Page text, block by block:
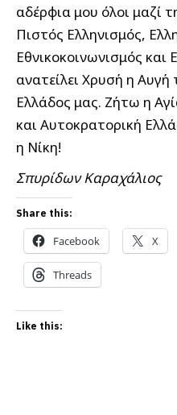
αδέρφια μου όλοι μαζί
Πιστός Ελληνισμός,
Εθνικοκοινωνισμός και
ανατείλει Χρυσή η
Ελλάδος μας. Ζήτω η
και Αυτοκρατορική
η Νίκη!
Σπυρίδων Καραχάλιος
Share this:
Facebook X
Threads
Like this: